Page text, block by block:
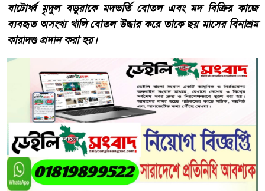
ষাটোর্ধ্ব মৃদুল বড়ুয়াকে মদভর্তি বোতল এবং মদ বিক্রির কাজে
ব্যবহৃত অসংখ্য খালি বোতল উদ্ধার করে তাকে ছয় মাসের বিনাশ্রম
কারাদণ্ড প্রদান করা হয়।